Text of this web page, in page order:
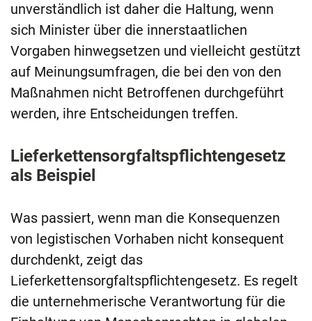
unverständlich ist daher die Haltung, wenn
sich Minister über die innerstaatlichen
Vorgaben hinwegsetzen und vielleicht gestützt
auf Meinungsumfragen, die bei den von den
Maßnahmen nicht Betroffenen durchgeführt
werden, ihre Entscheidungen treffen.
Lieferkettensorgfaltspflichtengesetz
als Beispiel
Was passiert, wenn man die Konsequenzen
von legistischen Vorhaben nicht konsequent
durchdenkt, zeigt das
Lieferkettensorgfaltspflichtengesetz. Es regelt
die unternehmerische Verantwortung für die